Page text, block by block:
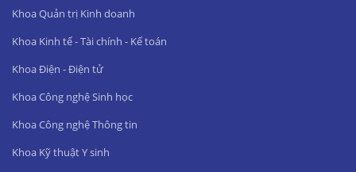
Khoa Quản trị Kinh doanh
Khoa Kinh tế - Tài chính - Kế toán
Khoa Điện - Điện tử
Khoa Công nghệ Sinh học
Khoa Công nghệ Thông tin
Khoa Kỹ thuật Y sinh